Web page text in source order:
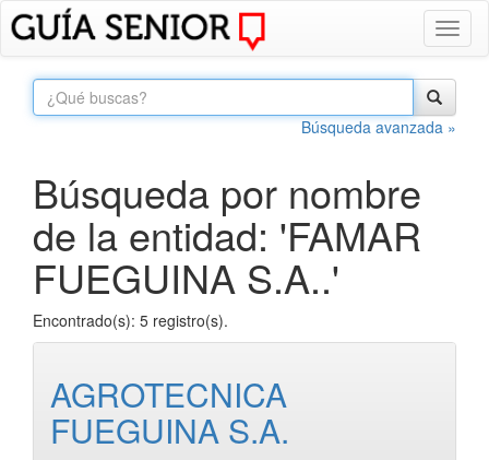
Búsqueda avanzada »
Búsqueda por nombre
de la entidad: 'FAMAR
FUEGUINA S.A..'
Encontrado(s): 5 registro(s).
AGROTECNICA
FUEGUINA S.A.